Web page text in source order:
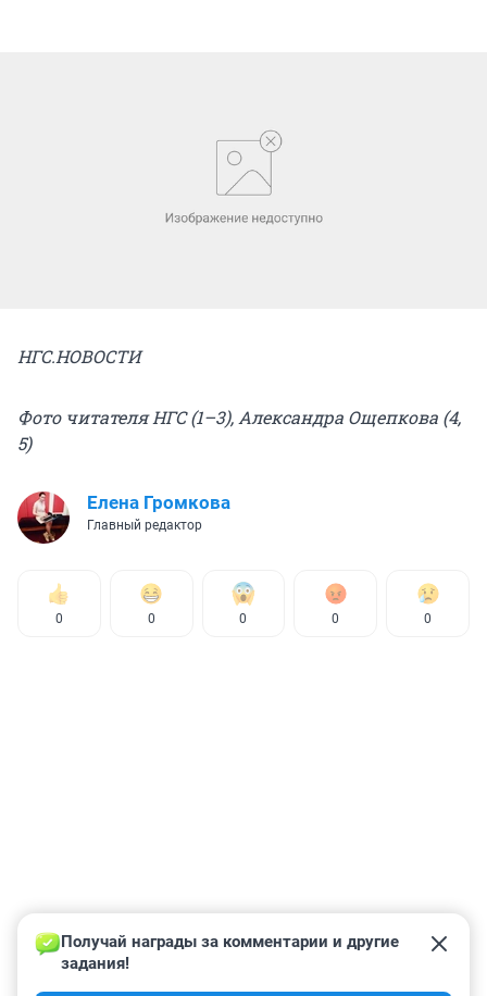
НГС.НОВОСТИ
Фото читателя НГС (1–3), Александра Ощепкова (4,
5)
Елена Громкова
Главный редактор
0 0 0 0 0
Получай награды за комментарии и другие
задания!